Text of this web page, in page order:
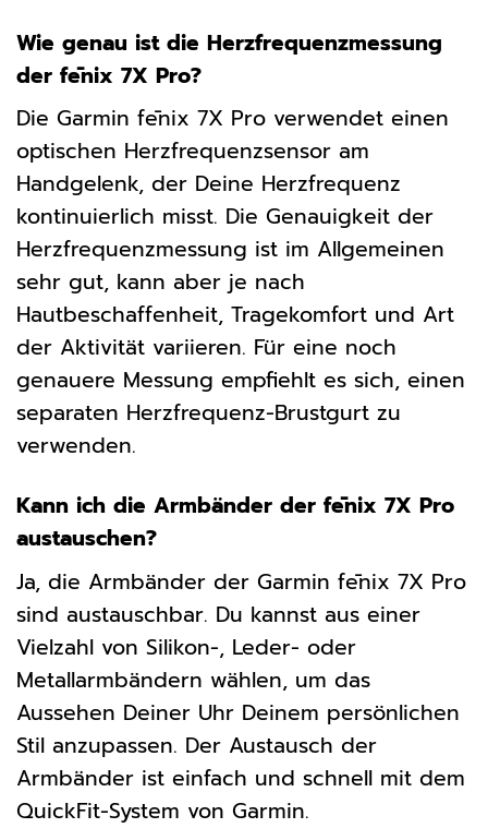
Wie genau ist die Herzfrequenzmessung
der fēnix 7X Pro?
Die Garmin fēnix 7X Pro verwendet einen
optischen Herzfrequenzsensor am
Handgelenk, der Deine Herzfrequenz
kontinuierlich misst. Die Genauigkeit der
Herzfrequenzmessung ist im Allgemeinen
sehr gut, kann aber je nach
Hautbeschaffenheit, Tragekomfort und Art
der Aktivität variieren. Für eine noch
genauere Messung empfiehlt es sich, einen
separaten Herzfrequenz-Brustgurt zu
verwenden.
Kann ich die Armbänder der fēnix 7X Pro
austauschen?
Ja, die Armbänder der Garmin fēnix 7X Pro
sind austauschbar. Du kannst aus einer
Vielzahl von Silikon-, Leder- oder
Metallarmbändern wählen, um das
Aussehen Deiner Uhr Deinem persönlichen
Stil anzupassen. Der Austausch der
Armbänder ist einfach und schnell mit dem
QuickFit-System von Garmin.